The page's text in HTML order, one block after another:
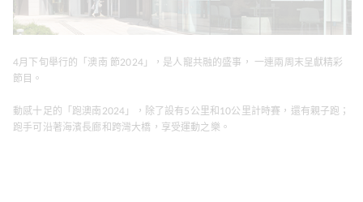
4月下旬舉行的「澳南 節2024」，是人寵共融的盛事， 一連兩周末呈獻精彩
節目。
動感十足的「跑澳南2024」，除了設有5公里和10公里計時賽，還有親子跑；
跑手可沿著海濱長廊和跨灣大橋，享受運動之樂。